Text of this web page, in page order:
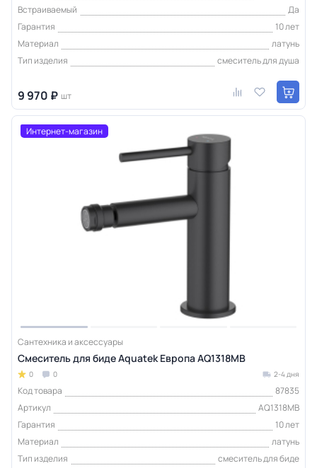
Встраиваемый
Да
Гарантия
10 лет
Материал
латунь
Тип изделия
смеситель для душа
9 970 ₽ шт
Интернет-магазин
Сантехника и аксессуары
Смеситель для биде Aquatek Европа AQ1318MB
0 0 2-4 дня
Код товара
87835
Артикул
AQ1318MB
Гарантия
10 лет
Материал
латунь
Тип изделия
смеситель для биде